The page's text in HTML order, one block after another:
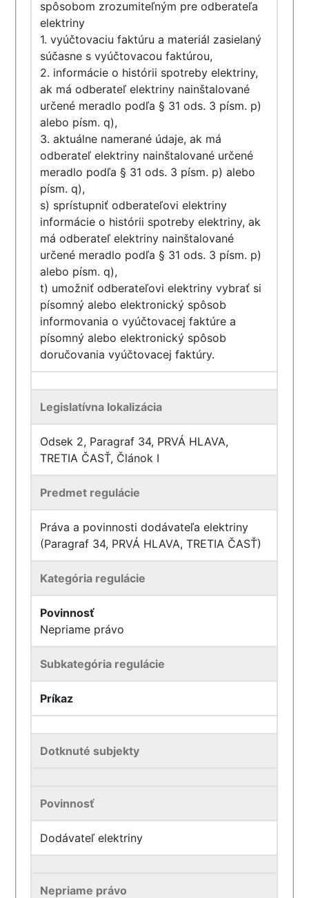
spôsobom zrozumiteľným pre odberateľa
elektriny
1. vyúčtovaciu faktúru a materiál zasielaný
súčasne s vyúčtovacou faktúrou,
2. informácie o histórii spotreby elektriny,
ak má odberateľ elektriny nainštalované
určené meradlo podľa § 31 ods. 3 písm. p)
alebo písm. q),
3. aktuálne namerané údaje, ak má
odberateľ elektriny nainštalované určené
meradlo podľa § 31 ods. 3 písm. p) alebo
písm. q),
s) sprístupniť odberateľovi elektriny
informácie o histórii spotreby elektriny, ak
má odberateľ elektriny nainštalované
určené meradlo podľa § 31 ods. 3 písm. p)
alebo písm. q),
t) umožniť odberateľovi elektriny vybrať si
písomný alebo elektronický spôsob
informovania o vyúčtovacej faktúre a
písomný alebo elektronický spôsob
doručovania vyúčtovacej faktúry.
Legislatívna lokalizácia
Odsek 2, Paragraf 34, PRVÁ HLAVA,
TRETIA ČASŤ, Článok I
Predmet regulácie
Práva a povinnosti dodávateľa elektriny
(Paragraf 34, PRVÁ HLAVA, TRETIA ČASŤ)
Kategória regulácie
Povinnosť
Nepriame právo
Subkategória regulácie
Príkaz
Dotknuté subjekty
Povinnosť
Dodávateľ elektriny
Nepriame právo